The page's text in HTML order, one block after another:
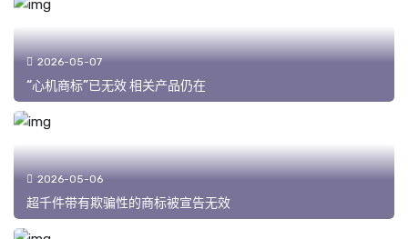
2026-05-07
“心机商标”已无效 相关产品仍在
2026-05-06
超千件带有欺骗性的商标被宣告无效